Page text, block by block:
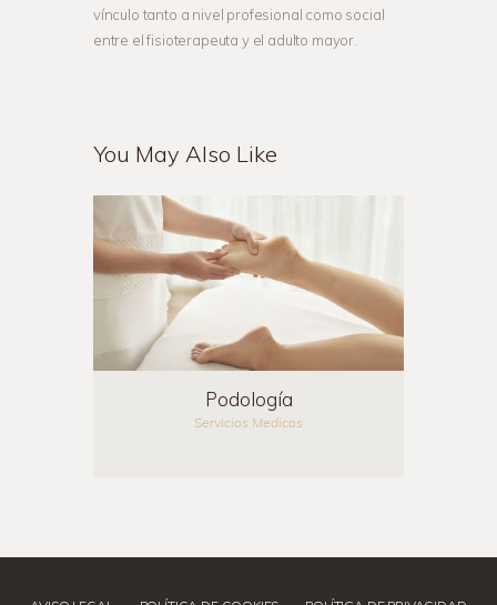
vínculo tanto a nivel profesional como social
entre el fisioterapeuta y el adulto mayor.
You May Also Like
Podología
Servicios Medicos